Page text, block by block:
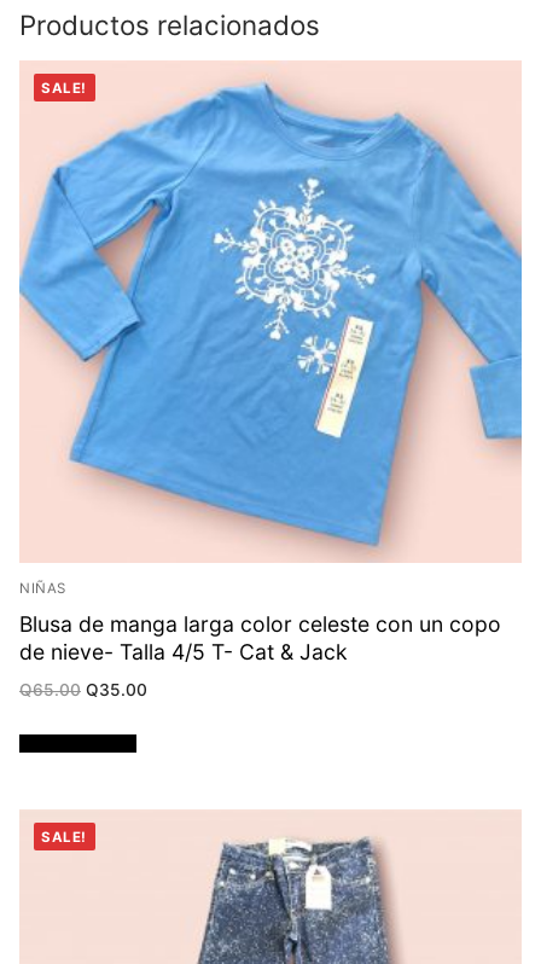
Productos relacionados
SALE!
NIÑAS
Blusa de manga larga color celeste con un copo
de nieve- Talla 4/5 T- Cat & Jack
Q65.00 Original
Q65.00.
Q35.00
SALE!